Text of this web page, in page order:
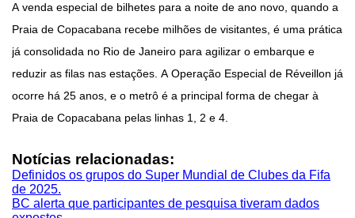
A venda especial de bilhetes para a noite de ano novo, quando a
Praia de Copacabana recebe milhões de visitantes, é uma prática
já consolidada no Rio de Janeiro para agilizar o embarque e
reduzir as filas nas estações. A Operação Especial de Réveillon já
ocorre há 25 anos, e o metrô é a principal forma de chegar à
Praia de Copacabana pelas linhas 1, 2 e 4.
Notícias relacionadas:
Definidos os grupos do Super Mundial de Clubes da Fifa
de 2025.
BC alerta que participantes de pesquisa tiveram dados